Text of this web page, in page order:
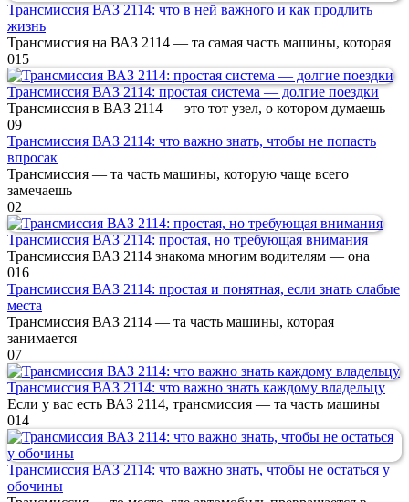
Трансмиссия ВАЗ 2114: что в ней важного и как продлить
жизнь
Трансмиссия на ВАЗ 2114 — та самая часть машины, которая
015
Трансмиссия ВАЗ 2114: простая система — долгие поездки
Трансмиссия в ВАЗ 2114 — это тот узел, о котором думаешь
09
Трансмиссия ВАЗ 2114: что важно знать, чтобы не попасть
впросак
Трансмиссия — та часть машины, которую чаще всего
замечаешь
02
Трансмиссия ВАЗ 2114: простая, но требующая внимания
Трансмиссия ВАЗ 2114 знакома многим водителям — она
016
Трансмиссия ВАЗ 2114: простая и понятная, если знать слабые
места
Трансмиссия ВАЗ 2114 — та часть машины, которая
занимается
07
Трансмиссия ВАЗ 2114: что важно знать каждому владельцу
Если у вас есть ВАЗ 2114, трансмиссия — та часть машины
014
Трансмиссия ВАЗ 2114: что важно знать, чтобы не остаться у
обочины